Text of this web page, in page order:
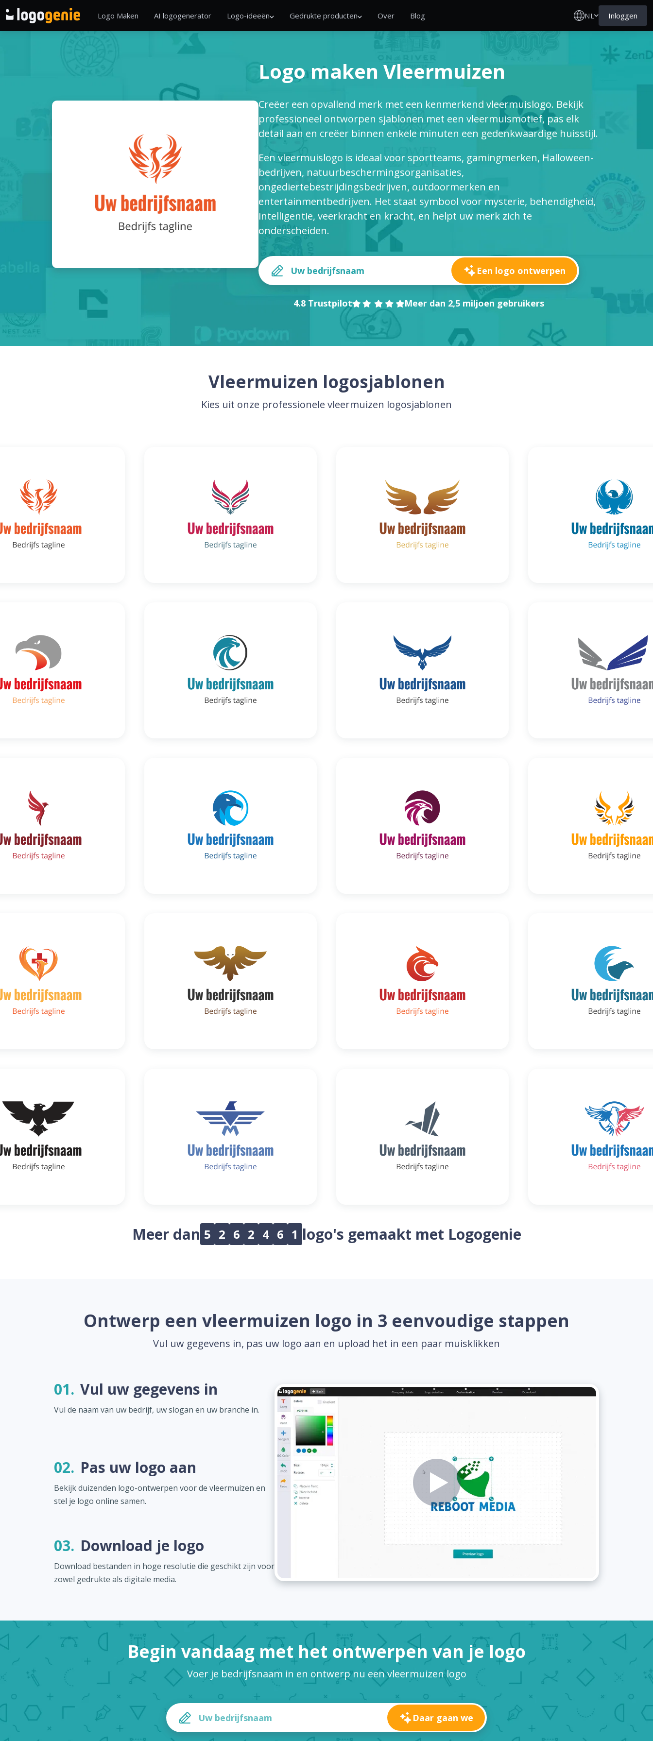
Logo Maken AI logogenerator Logo-ideeën Gedrukte producten Over Blog NL Inloggen
Logo maken Vleermuizen
Creëer een opvallend merk met een kenmerkend vleermuislogo. Bekijk
professioneel ontworpen sjablonen met een vleermuismotief, pas elk
detail aan en creëer binnen enkele minuten een gedenkwaardige huisstijl.
Een vleermuislogo is ideaal voor sportteams, gamingmerken, Halloween-
bedrijven, natuurbeschermingsorganisaties,
ongediertebestrijdingsbedrijven, outdoormerken en
entertainmentbedrijven. Het staat symbool voor mysterie, behendigheid,
intelligentie, veerkracht en kracht, en helpt uw merk zich te
onderscheiden.
Een logo ontwerpen
4.8 Trustpilot Meer dan 2,5 miljoen gebruikers
Vleermuizen logosjablonen
Kies uit onze professionele vleermuizen logosjablonen
Meer dan 5 2 6 2 4 6 1 logo's gemaakt met Logogenie
Ontwerp een vleermuizen logo in 3 eenvoudige stappen
Vul uw gegevens in, pas uw logo aan en upload het in een paar muisklikken
01. Vul uw gegevens in
Vul de naam van uw bedrijf, uw slogan en uw branche in.
02. Pas uw logo aan
Bekijk duizenden logo-ontwerpen voor de vleermuizen en
stel je logo online samen.
03. Download je logo
Download bestanden in hoge resolutie die geschikt zijn voor
zowel gedrukte als digitale media.
Begin vandaag met het ontwerpen van je logo
Voer je bedrijfsnaam in en ontwerp nu een vleermuizen logo
Daar gaan we